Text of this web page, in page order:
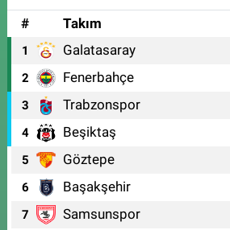
#
Takım
1 Galatasaray
2 Fenerbahçe
3 Trabzonspor
4 Beşiktaş
5 Göztepe
6 Başakşehir
7 Samsunspor